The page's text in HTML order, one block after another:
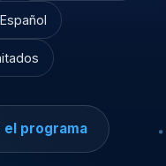
Español
el programa